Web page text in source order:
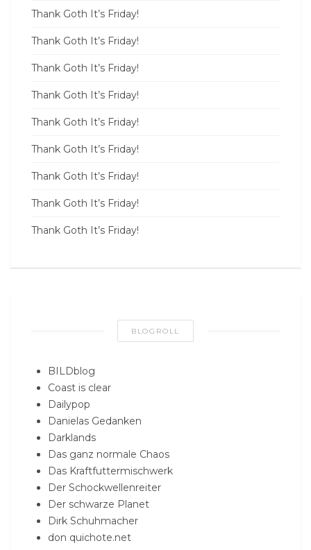
Thank Goth It’s Friday!
Thank Goth It’s Friday!
Thank Goth It’s Friday!
Thank Goth It’s Friday!
Thank Goth It’s Friday!
Thank Goth It’s Friday!
Thank Goth It’s Friday!
Thank Goth It’s Friday!
Thank Goth It’s Friday!
BLOGROLL
BILDblog
Coast is clear
Dailypop
Danielas Gedanken
Darklands
Das ganz normale Chaos
Das Kraftfuttermischwerk
Der Schockwellenreiter
Der schwarze Planet
Dirk Schuhmacher
don quichote.net